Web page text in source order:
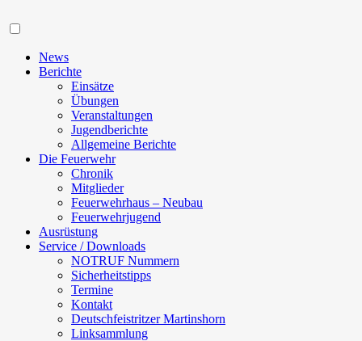
News
Berichte
Einsätze
Übungen
Veranstaltungen
Jugendberichte
Allgemeine Berichte
Die Feuerwehr
Chronik
Mitglieder
Feuerwehrhaus – Neubau
Feuerwehrjugend
Ausrüstung
Service / Downloads
NOTRUF Nummern
Sicherheitstipps
Termine
Kontakt
Deutschfeistritzer Martinshorn
Linksammlung